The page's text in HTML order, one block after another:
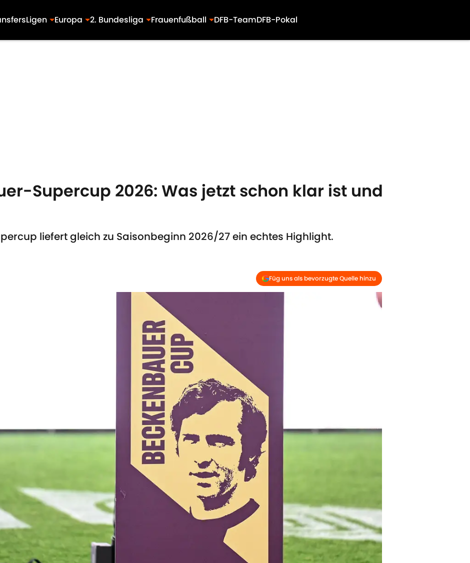
Ligen Europa 2. Bundesliga Frauenfußball DFB-TeamDFB-Pokal
Supercup 2026: Was jetzt schon klar ist und
liefert gleich zu Saisonbeginn 2026/27 ein echtes Highlight.
Füg uns als bevorzugte Quelle hinzu